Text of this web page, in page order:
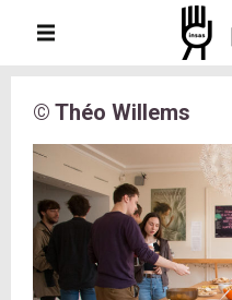
© Théo Willems